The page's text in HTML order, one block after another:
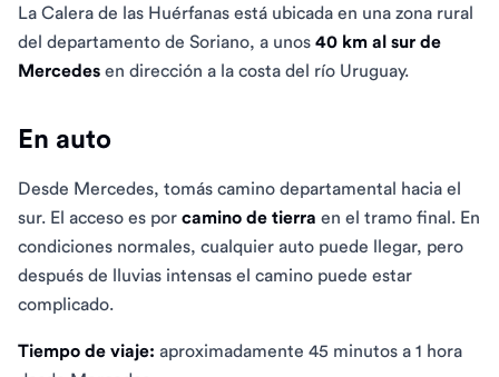
La Calera de las Huérfanas está ubicada en una zona rural
del departamento de Soriano, a unos 40 km al sur de
Mercedes en dirección a la costa del río Uruguay.
En auto
Desde Mercedes, tomás camino departamental hacia el
sur. El acceso es por camino de tierra en el tramo final. En
condiciones normales, cualquier auto puede llegar, pero
después de lluvias intensas el camino puede estar
complicado.
Tiempo de viaje: aproximadamente 45 minutos a 1 hora